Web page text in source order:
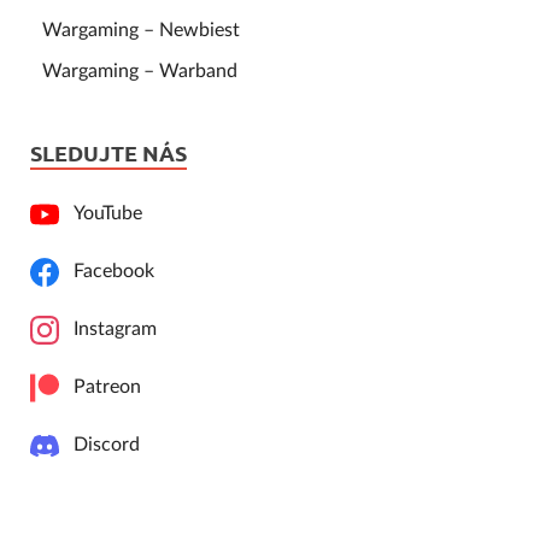
Wargaming – Newbiest
Wargaming – Warband
SLEDUJTE NÁS
YouTube
Facebook
Instagram
Patreon
Discord